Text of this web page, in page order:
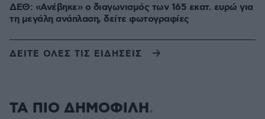
ΔΕΘ: «Ανέβηκε» ο διαγωνισμός των 165 εκατ. ευρώ για
τη μεγάλη ανάπλαση, δείτε φωτογραφίες
ΔΕΙΤΕ ΟΛΕΣ ΤΙΣ ΕΙΔΗΣΕΙΣ
ΤΑ ΠΙΟ ΔΗΜΟΦΙΛΗ